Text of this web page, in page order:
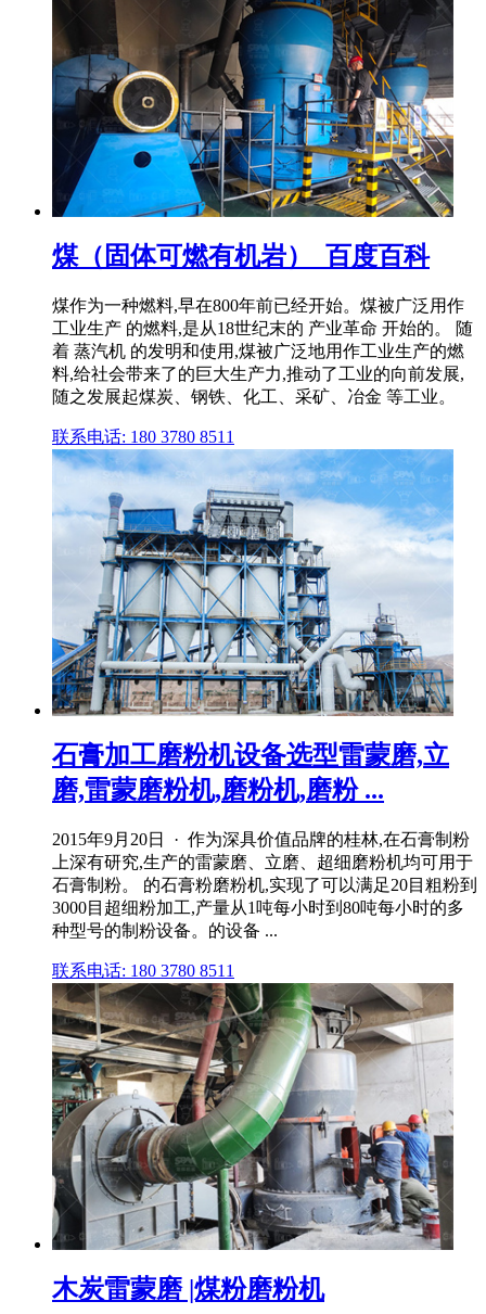
煤（固体可燃有机岩）_百度百科
煤作为一种燃料,早在800年前已经开始。煤被广泛用作
工业生产 的燃料,是从18世纪末的 产业革命 开始的。 随
着 蒸汽机 的发明和使用,煤被广泛地用作工业生产的燃
料,给社会带来了的巨大生产力,推动了工业的向前发展,
随之发展起煤炭、钢铁、化工、采矿、冶金 等工业。
联系电话: 180 3780 8511
石膏加工磨粉机设备选型雷蒙磨,立
磨,雷蒙磨粉机,磨粉机,磨粉 ...
2015年9月20日 · 作为深具价值品牌的桂林,在石膏制粉
上深有研究,生产的雷蒙磨、立磨、超细磨粉机均可用于
石膏制粉。 的石膏粉磨粉机,实现了可以满足20目粗粉到
3000目超细粉加工,产量从1吨每小时到80吨每小时的多
种型号的制粉设备。的设备 ...
联系电话: 180 3780 8511
木炭雷蒙磨 |煤粉磨粉机